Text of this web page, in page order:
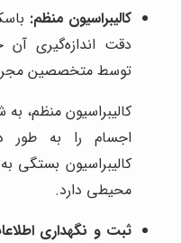
کالیبراسیون منظم:
دقت اندازه‌گیری آن
توسط متخصصین
کالیبراسیون منظم،
اجسام را به طور
کالیبراسیون بستگی
محیطی دارد.
ثبت و نگهداری